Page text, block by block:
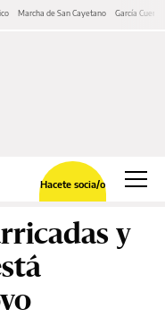
Marcha de San Cayetano García Cuerva
Hacete socia/o
y